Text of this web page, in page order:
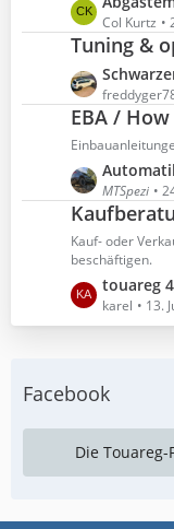
g
e
i
t
r
ä
g
e
e
B
e
i
t
r
ä
g
e
e
t
z
t
e
e
i
t
r
ä
g
e
Col Kurtz
Tuning &
L
e
t
z
e
B
e
i
t
r
ä
EBA /
L
e
t
z
t
e
B
e
r
g
e
MTSpezi
Kauf- oder
beschäftigen.
L
e
t
e
t
touareg
karel 13.
Facebook
Die